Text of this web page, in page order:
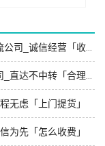
无虑「上门提货」
为先「怎么收费」